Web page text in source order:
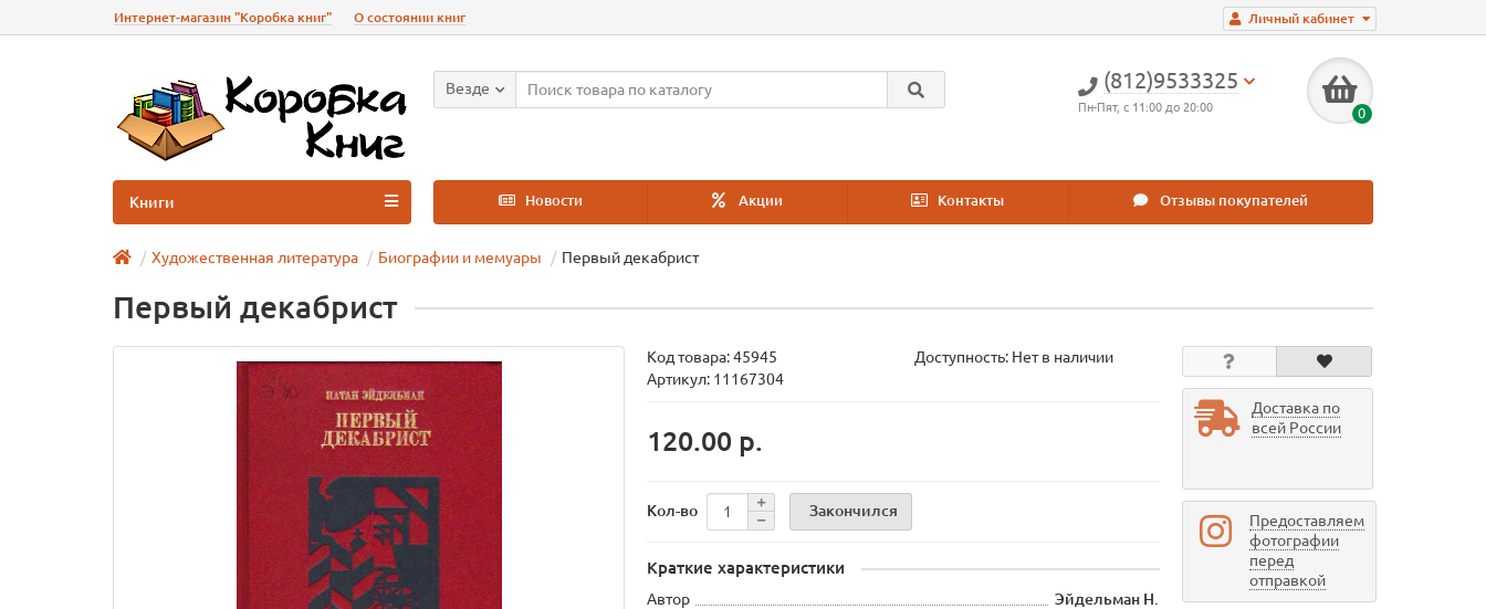
Личный кабинет
Интернет-магазин "Коробка книг" О состоянии книг
(812)9533325
Пн-Пят, с 11:00 до 20:00 0
Везде
Новости Акции Контакты Отзывы покупателей
Книги
Художественная литература Биографии и мемуары Первый декабрист
Первый декабрист
Код товара:45945
Доступность: Нет в наличии
Артикул: 11167304
120.00 р.
Кол-во Закончился
Краткие характеристики
Автор
Эйдельман Н.
Доставка по
всей России
Предоставляем
фотографии
перед
отправкой